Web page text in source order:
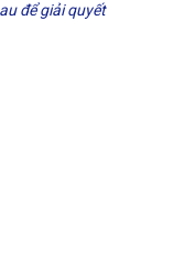
để giải quyết